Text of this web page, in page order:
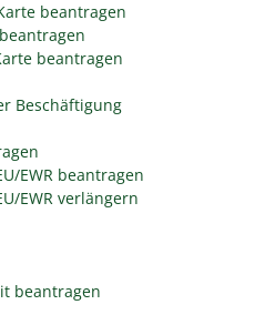
beantragen
beantragen
Beschäftigung
EWR beantragen
EWR verlängern
beantragen